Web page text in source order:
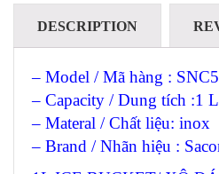
DESCRIPTION
– Model / Mã hàng :
– Capacity / Dung tích :1
– Materal / Chất liệu: inox
– Brand / Nhãn hiệu :